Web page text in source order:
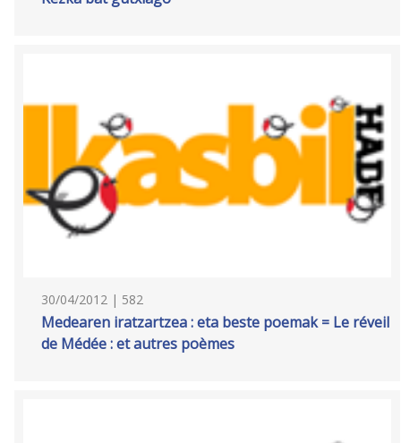
30/04/2012 | 582
Medearen iratzartzea : eta beste poemak = Le réveil
de Médée : et autres poèmes